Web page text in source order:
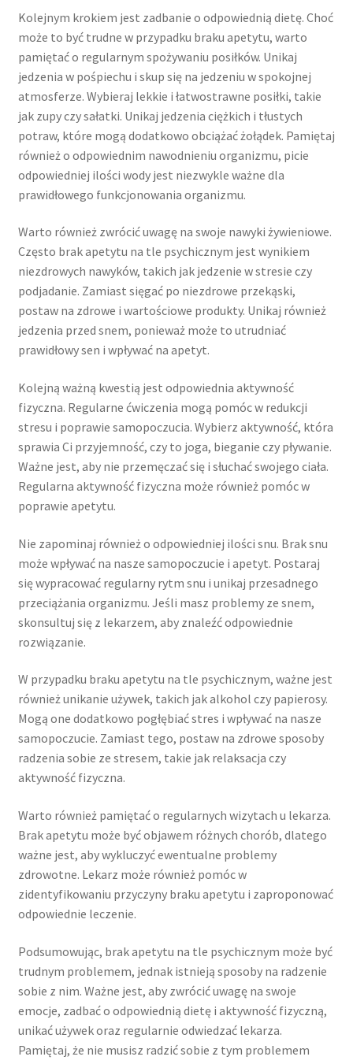
Kolejnym krokiem jest zadbanie o odpowiednią dietę. Choć
może to być trudne w przypadku braku apetytu, warto
pamiętać o regularnym spożywaniu posiłków. Unikaj
jedzenia w pośpiechu i skup się na jedzeniu w spokojnej
atmosferze. Wybieraj lekkie i łatwostrawne posiłki, takie
jak zupy czy sałatki. Unikaj jedzenia ciężkich i tłustych
potraw, które mogą dodatkowo obciążać żołądek. Pamiętaj
również o odpowiednim nawodnieniu organizmu, picie
odpowiedniej ilości wody jest niezwykle ważne dla
prawidłowego funkcjonowania organizmu.
Warto również zwrócić uwagę na swoje nawyki żywieniowe.
Często brak apetytu na tle psychicznym jest wynikiem
niezdrowych nawyków, takich jak jedzenie w stresie czy
podjadanie. Zamiast sięgać po niezdrowe przekąski,
postaw na zdrowe i wartościowe produkty. Unikaj również
jedzenia przed snem, ponieważ może to utrudniać
prawidłowy sen i wpływać na apetyt.
Kolejną ważną kwestią jest odpowiednia aktywność
fizyczna. Regularne ćwiczenia mogą pomóc w redukcji
stresu i poprawie samopoczucia. Wybierz aktywność, która
sprawia Ci przyjemność, czy to joga, bieganie czy pływanie.
Ważne jest, aby nie przemęczać się i słuchać swojego ciała.
Regularna aktywność fizyczna może również pomóc w
poprawie apetytu.
Nie zapominaj również o odpowiedniej ilości snu. Brak snu
może wpływać na nasze samopoczucie i apetyt. Postaraj
się wypracować regularny rytm snu i unikaj przesadnego
przeciążania organizmu. Jeśli masz problemy ze snem,
skonsultuj się z lekarzem, aby znaleźć odpowiednie
rozwiązanie.
W przypadku braku apetytu na tle psychicznym, ważne jest
również unikanie używek, takich jak alkohol czy papierosy.
Mogą one dodatkowo pogłębiać stres i wpływać na nasze
samopoczucie. Zamiast tego, postaw na zdrowe sposoby
radzenia sobie ze stresem, takie jak relaksacja czy
aktywność fizyczna.
Warto również pamiętać o regularnych wizytach u lekarza.
Brak apetytu może być objawem różnych chorób, dlatego
ważne jest, aby wykluczyć ewentualne problemy
zdrowotne. Lekarz może również pomóc w
zidentyfikowaniu przyczyny braku apetytu i zaproponować
odpowiednie leczenie.
Podsumowując, brak apetytu na tle psychicznym może być
trudnym problemem, jednak istnieją sposoby na radzenie
sobie z nim. Ważne jest, aby zwrócić uwagę na swoje
emocje, zadbać o odpowiednią dietę i aktywność fizyczną,
unikać używek oraz regularnie odwiedzać lekarza.
Pamiętaj, że nie musisz radzić sobie z tym problemem